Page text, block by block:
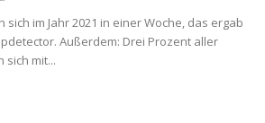
sich im Jahr 2021 in einer Woche, das ergab
Außerdem: Drei Prozent aller
sich mit...